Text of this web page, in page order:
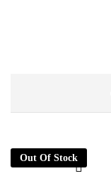
Out Of Stock